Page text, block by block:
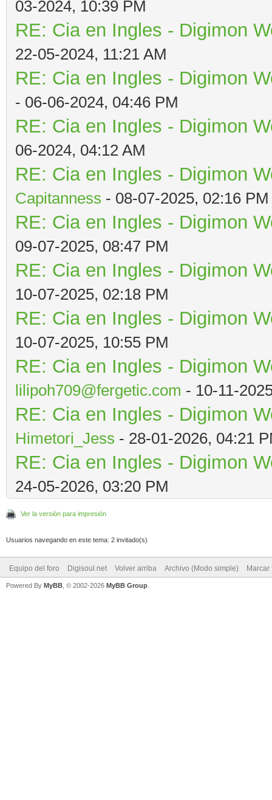
03-2024, 10:39 PM
RE: Cia en Ingles - Digimon
22-05-2024, 11:21 AM
RE: Cia en Ingles - Digimon
- 06-06-2024, 04:46 PM
RE: Cia en Ingles - Digimon
06-2024, 04:12 AM
RE: Cia en Ingles - Digimon
Capitanness - 08-07-2025, 02:16 PM
RE: Cia en Ingles - Digimon
09-07-2025, 08:47 PM
RE: Cia en Ingles - Digimon
10-07-2025, 02:18 PM
RE: Cia en Ingles - Digimon
10-07-2025, 10:55 PM
RE: Cia en Ingles - Digimon
lilipoh709@fergetic.com - 10-11-
RE: Cia en Ingles - Digimon
Himetori_Jess - 28-01-2026, 04:21
RE: Cia en Ingles - Digimon
24-05-2026, 03:20 PM
Ver la versión para impresión
Usuarios navegando en este tema: 2 invitado(s)
Equipo del foro Digisoul.net Volver arriba Archivo (Modo simple) Marcar
Powered By MyBB , © 2002-2026 MyBB Group